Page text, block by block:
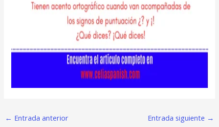
← Entrada anterior Entrada siguiente →